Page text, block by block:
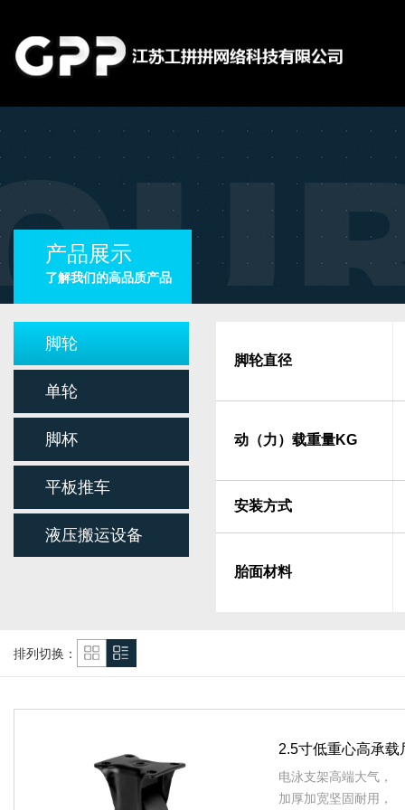
产品展示
了解我们的高品质产品
脚轮
单轮
脚杯
平板推车
液压搬运设备
脚轮直径
动（力）载重量KG
安装方式
胎面材料
排列切换：
2.5寸低重心高承载
电泳支架高端大气，
加厚加宽坚固耐用，